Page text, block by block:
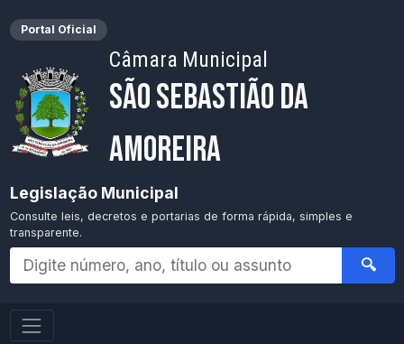
Portal Oficial
Câmara Municipal
São Sebastião da
Amoreira
Legislação Municipal
Consulte leis, decretos e portarias de forma rápida, simples e
transparente.
🔍